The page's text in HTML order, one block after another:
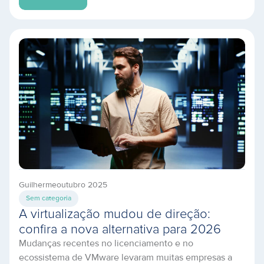
quedas. Com operações cada vez mais digitalizadas,
de indisponibilidade representa riscos financeiros, de
reputação e de segurança. Por […]
Guilhermeoutubro 2025
Sem categoria
A virtualização mudou de direção:
confira a nova alternativa para 2026
Mudanças recentes no licenciamento e no
ecossistema de VMware levaram muitas empresas a